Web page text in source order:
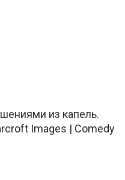
из капель.
Images | Comedy